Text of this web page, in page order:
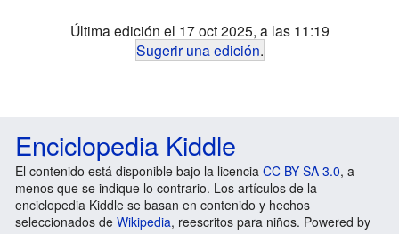
Última edición el 17 oct 2025, a las 11:19
Sugerir una edición.
Enciclopedia Kiddle
El contenido está disponible bajo la licencia CC BY-SA 3.0, a
menos que se indique lo contrario. Los artículos de la
enciclopedia Kiddle se basan en contenido y hechos
seleccionados de Wikipedia, reescritos para niños. Powered by